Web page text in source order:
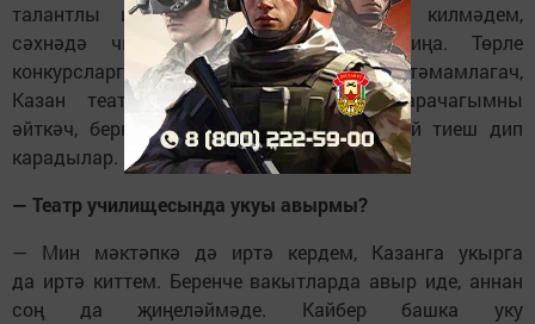
талантлы икәнемне күргәннәр. Каршы килмәдем,
сәхнәдә чыгыш ясау ошый иде миңа. Төрле
конкурсларга йөреп шомардым. 9 класс тәмамлагач,
Казан театр училищесына укырга барачагымны
әйткәч, беркемнең дә исе китмәде, шулай тиеш дип
карадылар.
— Театр училищесында укуы авырмы?
— Мин мәктәпкә дә иртә кердем, Казанга укырга
да иртә киттем. Беренче вакытларда авыр иде, аннан
соң да җиңеләймәде. Кайбер башка уку